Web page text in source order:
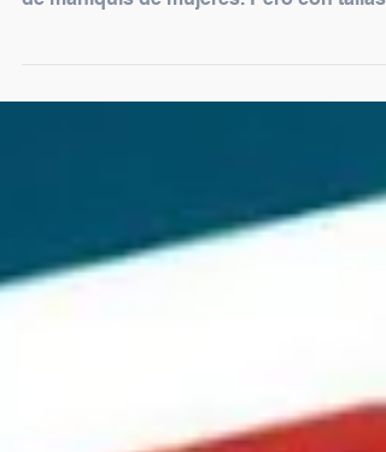
un paso más apostando por la inclusión